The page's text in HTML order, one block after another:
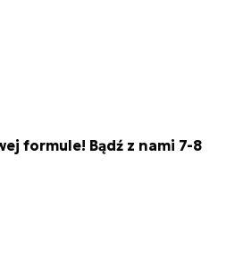
formule! Bądź z nami 7-8